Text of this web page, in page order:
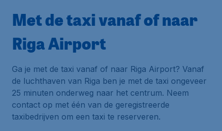
Met de taxi vanaf of naar
Riga Airport
Ga je met de taxi vanaf of naar Riga Airport? Vanaf
de luchthaven van Riga ben je met de taxi ongeveer
25 minuten onderweg naar het centrum. Neem
contact op met één van de geregistreerde
taxibedrijven om een taxi te reserveren.